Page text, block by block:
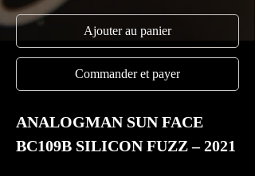
Ajouter au panier
Commander et payer
ANALOGMAN SUN FACE
BC109B SILICON FUZZ – 2021